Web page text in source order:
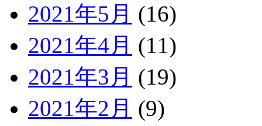
2021年5月 (16)
2021年4月 (11)
2021年3月 (19)
2021年2月 (9)